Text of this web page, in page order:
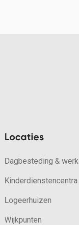
Locaties
Dagbesteding & werk
Kinderdienstencentra
Logeerhuizen
Wijkpunten